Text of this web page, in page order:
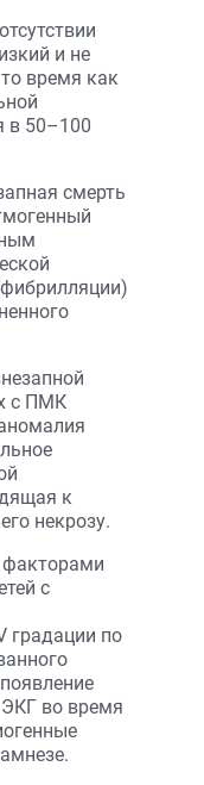
и не
время как
в 50–100
смерть
с ПМК
к
некрозу.
с
градации по
во время